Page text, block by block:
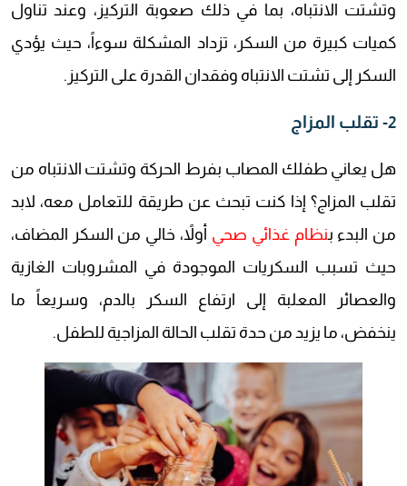
وتشتت الانتباه، بما في ذلك صعوبة التركيز، وعند تناول
كميات كبيرة من السكر، تزداد المشكلة سوءاً، حيث يؤدي
السكر إلى تشتت الانتباه وفقدان القدرة على التركيز.
2- تقلب المزاج
هل يعاني طفلك المصاب بفرط الحركة وتشتت الانتباه من
تقلب المزاج؟ إذا كنت تبحث عن طريقة للتعامل معه، لابد
من البدء بنظام غذائي صحي أولاً، خالي من السكر المضاف،
حيث تسبب السكريات الموجودة في المشروبات الغازية
والعصائر المعلبة إلى ارتفاع السكر بالدم، وسريعاً ما
ينخفض، ما يزيد من حدة تقلب الحالة المزاجية للطفل.